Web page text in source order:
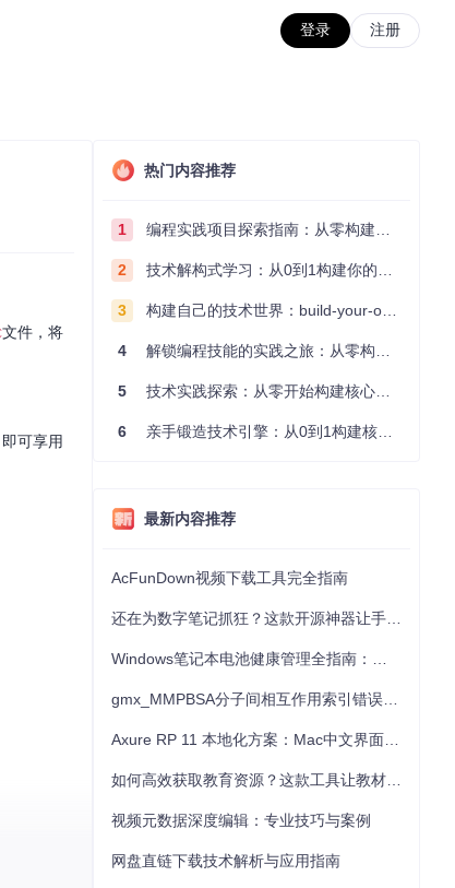
登录 注册
文件，将
可享用
热门内容推荐
1 编程实践项目探索指南：从零构建技术能力体系
2 技术解构式学习：从0到1构建你的编程知识体系
3 构建自己的技术世界：build-your-own-x项目的实践探索指南
4 解锁编程技能的实践之旅：从零构建你的技术世界
5 技术实践探索：从零开始构建核心系统的实践指南
6 亲手锻造技术引擎：从0到1构建核心系统的实践指南
最新内容推荐
AcFunDown视频下载工具完全指南
视频元数据深度编辑：专业技巧与案例
网盘直链下载技术解析与应用指南